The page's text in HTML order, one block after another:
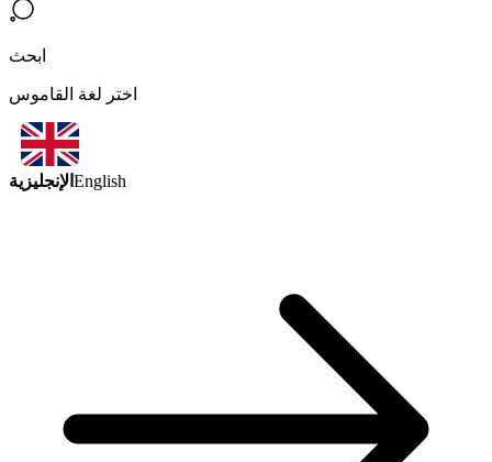
ابحث
اختر لغة القاموس
الإنجليزية English